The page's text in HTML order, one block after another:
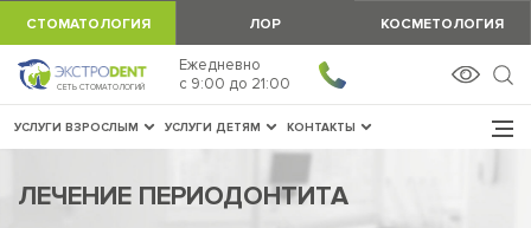
СТОМАТОЛОГИЯ ЛОР КОСМЕТОЛОГИЯ
СЕТЬ СТОМАТОЛОГИЙ
Ежедневно
c 9:00 до 21:00
ЗАПИСАТЬСЯ
УСЛУГИ ВЗРОСЛЫМ УСЛУГИ ДЕТЯМ КОНТАКТЫ
ЛЕЧЕНИЕ ПЕРИОДОНТИТА